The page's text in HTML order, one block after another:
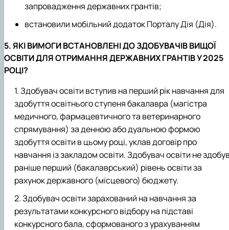
запровадження державних грантів;
встановили мобільний додаток Порталу Дія (Дія).
5. ЯКІ ВИМОГИ ВСТАНОВЛЕНІ ДО ЗДОБУВАЧІВ ВИЩОЇ
ОСВІТИ ДЛЯ ОТРИМАННЯ ДЕРЖАВНИХ ГРАНТІВ У 2025
РОЦІ?
Здобувач освіти вступив на перший рік навчання для
здобуття освітнього ступеня бакалавра (магістра
медичного, фармацевтичного та ветеринарного
спрямування) за денною або дуальною формою
здобуття освіти в цьому році, уклав договір про
навчання із закладом освіти. Здобувач освіти не
раніше перший (бакалаврський) рівень освіти за
рахунок державного (місцевого) бюджету.
Здобувач освіти зарахований на навчання за
результатами конкурсного відбору на підставі
конкурсного бала, сформованого з урахуванням